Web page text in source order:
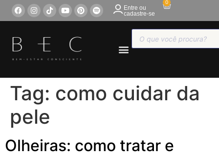
Entre ou
cadastre-se
0
Tag: como cuidar da
pele
Olheiras: como tratar e